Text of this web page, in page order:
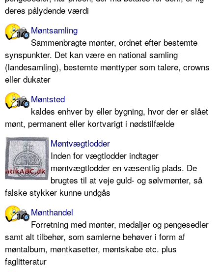
deres pålydende værdi
Møntsamling
Sammenbragte mønter, ordnet efter bestemte
synspunkter. Det kan være en national samling
(landesamling), bestemte mønttyper som talere, crowns
eller dukater
Møntsted
kaldes enhver by eller bygning, hvor der er slået
mønt, permanent eller kortvarigt i nødstilfælde
Møntvægtlodder
Inden for vægtlodder indtager
møntvægtlodder en væsentlig plads. De
brugtes til at veje guld- og sølvmønter, så
falske stykker kunne undgås
Mønthandel
Forretning med mønter, medaljer og pengesedler
samt alt tilbehør, som samlerne behøver i form af
møntalbum, møntkasetter, møntskabe etc. plus
faglitteratur